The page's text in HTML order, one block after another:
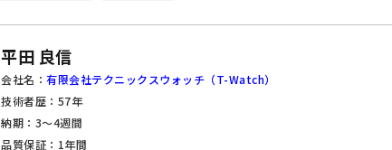
平田 良信
会社名： 有限会社テクニックスウォッチ（T-Watch）
技術者歴：57年
納期：3～4週間
品質保証：1年間